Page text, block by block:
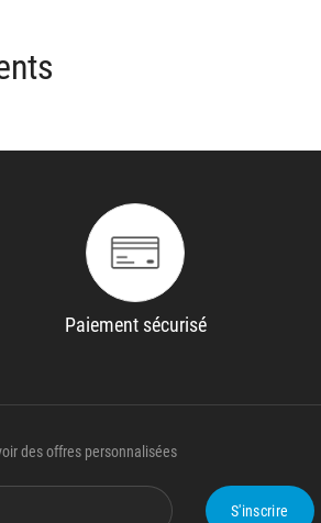
Paiement sécurisé
des offres personnalisées
S'inscrire